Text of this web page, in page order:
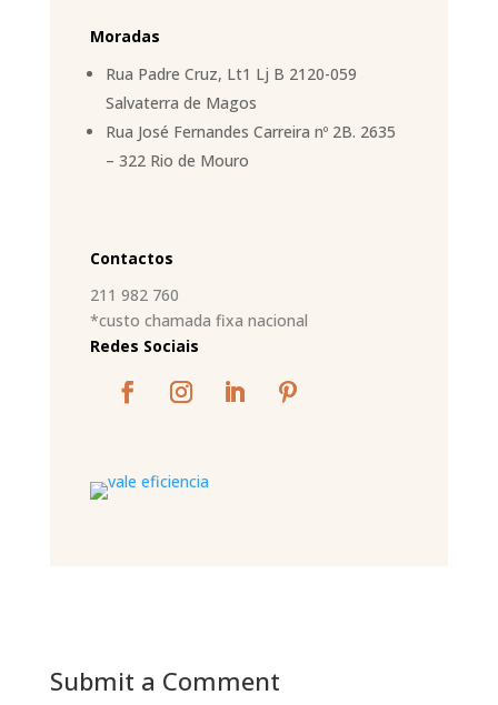
Moradas
Rua Padre Cruz, Lt1 Lj B 2120-059
Salvaterra de Magos
Rua José Fernandes Carreira nº 2B. 2635
– 322 Rio de Mouro
Contactos
211 982 760
*custo chamada fixa nacional
Redes Sociais
Submit a Comment